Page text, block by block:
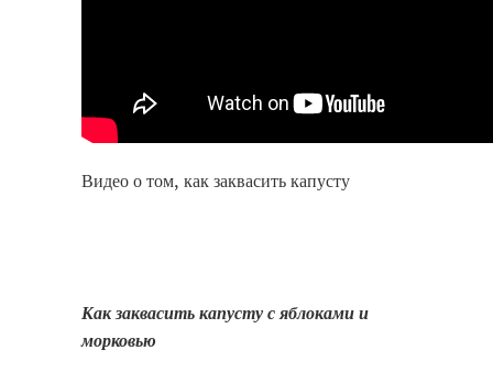
Видео о том, как заквасить капусту
Как заквасить капусту с яблоками и
морковью